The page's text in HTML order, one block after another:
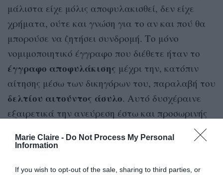
Marie Claire - Do Not Process My Personal
Information
If you wish to opt-out of the sale, sharing to third parties, or
μάλιστα είχε μόλις αποφυλακισθεί, δεν είχε
χρήματα, ούτε και γνώση για το αν και πού θα
μπορούσε να ζητήσει συνδρομή. Το μόνο
νομιμοποιητικό έγγραφο που διέθετε ήταν το
έγγραφο αποφυλάκισης μέχρι την, κατόπιν
αίτησης μέσω των δικηγόρων του, παραλαβή του
δελτίου αιτούντος άσυλο. Αυτό δυσχέραινε
εξαιρετικά την ανεύρεση έστω και προσωρινής
στέγης αλλά και την πρόσβαση σε βασικά αγαθά
– εργασία, ιατροφαρμακευτική περίθαλψη κ.ά.
Στη συνέχεια, ο N.S. αντιμετώπισε ένα